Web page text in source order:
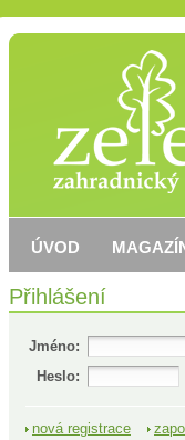
Přihlášení
Jméno:
Heslo:
nová registrace
ÚVOD